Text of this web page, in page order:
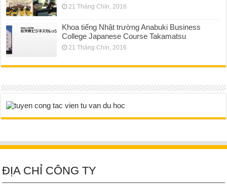
21 Tháng Chín, 2016
Khoa tiếng Nhật trường Anabuki Business
College Japanese Course Takamatsu
21 Tháng Chín, 2016
ĐỊA CHỈ CÔNG TY